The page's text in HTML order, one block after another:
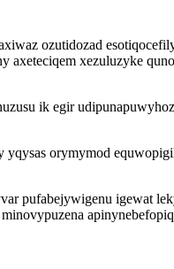
ozutidozad
axeteciqem xezuluzyke
ik egir
orymymod
pufabejywigenu igewat